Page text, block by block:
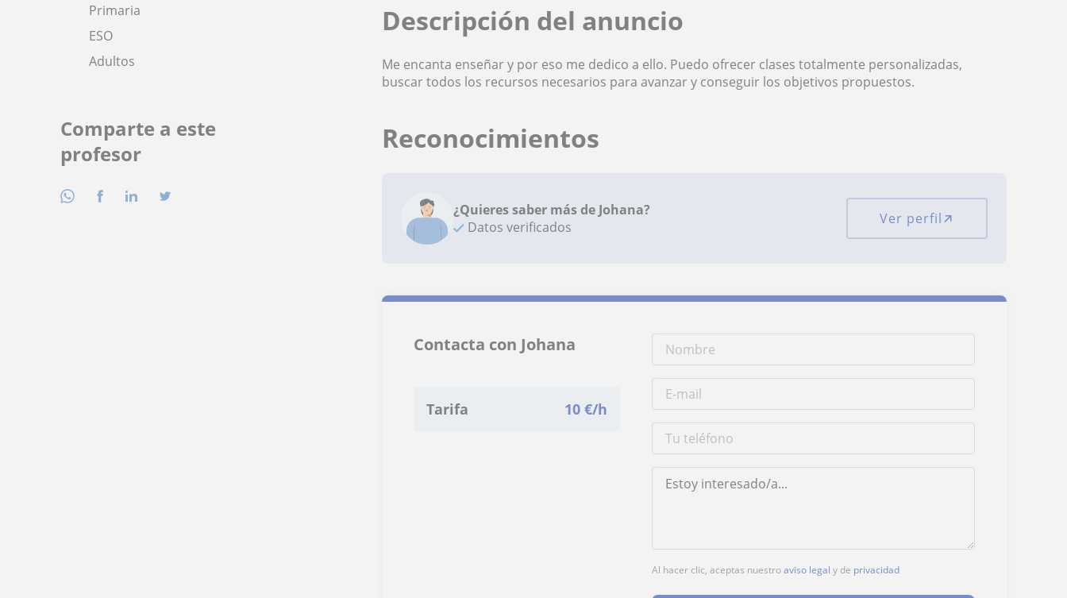
Primaria
ESO
Adultos
Comparte a este
profesor
Descripción del anuncio
Me encanta enseñar y por eso me dedico a ello. Puedo ofrecer clases totalmente personalizadas,
buscar todos los recursos necesarios para avanzar y conseguir los objetivos propuestos.
Reconocimientos
¿Quieres saber más de Johana?
Datos verificados
Ver perfil
Contacta con Johana
Tarifa 10 €/h
Al hacer clic, aceptas nuestroaviso legal y de privacidad